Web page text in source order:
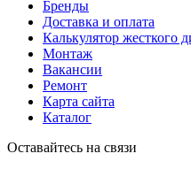
Бренды
Доставка и оплата
Калькулятор жесткого
Монтаж
Вакансии
Ремонт
Карта сайта
Каталог
Оставайтесь на связи